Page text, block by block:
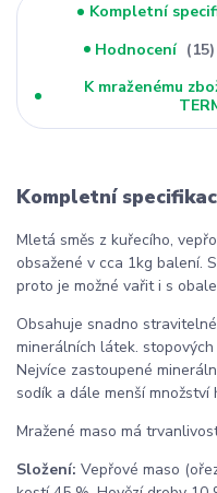
Kompletní
Hodnocení
15
K mraženému
Kompletní
Mletá směs z kuřecího,
obsažené v cca 1kg balení.
proto je možné vařit i s
Obsahuje snadno
minerálních látek.
Nejvíce zastoupené
sodík a dále menší množství
Mražené maso má
Složení: Vepřové maso